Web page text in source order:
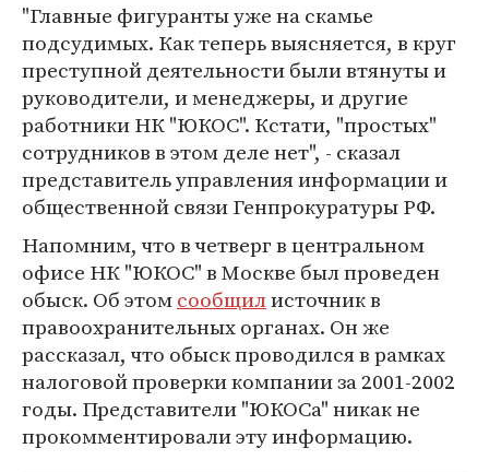
"Главные фигуранты уже на скамье
подсудимых. Как теперь выясняется, в круг
преступной деятельности были втянуты и
руководители, и менеджеры, и другие
работники НК "ЮКОС". Кстати, "простых"
сотрудников в этом деле нет", - сказал
представитель управления информации и
общественной связи Генпрокуратуры РФ.
Напомним, что в четверг в центральном
офисе НК "ЮКОС" в Москве был проведен
обыск. Об этомсообщилисточник в
правоохранительных органах. Он же
рассказал, что обыск проводился в рамках
налоговой проверки компании за 2001-2002
годы. Представители "ЮКОСа" никак не
прокомментировали эту информацию.